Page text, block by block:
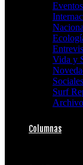
Eventos
Vida y
Sociales
Surf
Archivo
Columnas